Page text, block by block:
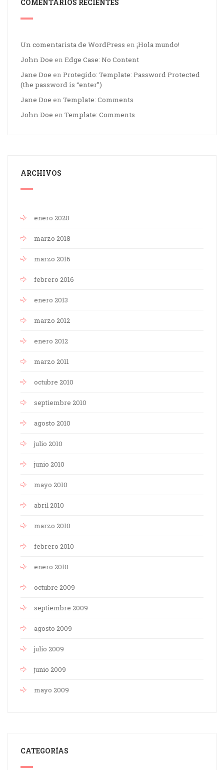
COMENTARIOS RECIENTES
Un comentarista de WordPress en ¡Hola mundo!
John Doe en Edge Case: No Content
Jane Doe en Protegido: Template: Password Protected
(the password is “enter”)
Jane Doe en Template: Comments
John Doe en Template: Comments
ARCHIVOS
enero 2020
marzo 2018
marzo 2016
febrero 2016
enero 2013
marzo 2012
enero 2012
marzo 2011
octubre 2010
septiembre 2010
agosto 2010
julio 2010
junio 2010
mayo 2010
abril 2010
marzo 2010
febrero 2010
enero 2010
octubre 2009
septiembre 2009
agosto 2009
julio 2009
junio 2009
mayo 2009
CATEGORÍAS